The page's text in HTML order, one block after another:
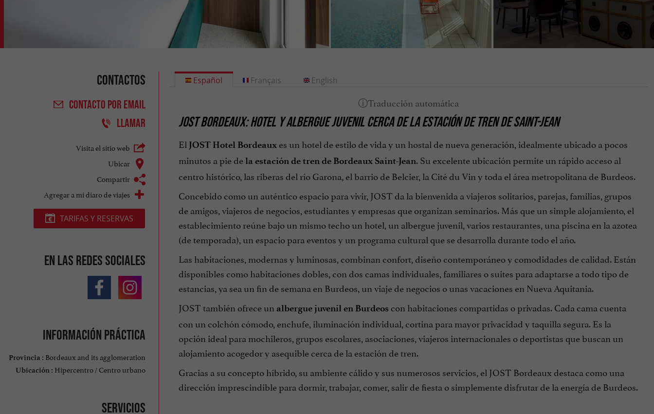
Contactos
CONTACTO POR EMAIL
LLAMAR
Visita el sitio web
Ubicar
Compartir
Agregar a mi diaro de viajes
TARIFAS Y RESERVAS
En las redes sociales
Información práctica
Provincia : Bordeaux and its agglomeration
Ubicación : Hipercentro / Centro urbano
Servicios
Español
JOST BORDEAUX: HOTEL Y ALBERGUE JUVENIL CERCA DE LA ESTACIÓN DE TREN DE SAINT-JEAN
El JOST Hotel Bordeauxes un hotel de estilo de vida y un hostal de nueva generación, idealmente ubicado a pocos
minutos a pie dela estación de tren de Bordeaux Saint-Jean. Su excelente ubicación permite un rápido acceso al
centro histórico, las riberas del río Garona, el barrio de Belcier, la Cité du Vin y toda el área metropolitana de Burdeos.
Concebido como un auténtico espacio para vivir, JOST da la bienvenida a viajeros solitarios, parejas, familias, grupos
de amigos, viajeros de negocios, estudiantes y empresas que organizan seminarios. Más que un simple alojamiento, el
establecimiento reúne bajo un mismo techo un hotel, un albergue juvenil, varios restaurantes, una piscina en la azotea
(de temporada), un espacio para eventos y un programa cultural que se desarrolla durante todo el año.
Las habitaciones, modernas y luminosas, combinan confort, diseño contemporáneo y comodidades de calidad. Están
disponibles como habitaciones dobles, con dos camas individuales, familiares o suites para adaptarse a todo tipo de
estancias, ya sea un fin de semana en Burdeos, un viaje de negocios o unas vacaciones en Nueva Aquitania.
JOST también ofrece un albergue juvenil en Burdeos con habitaciones compartidas o privadas. Cada cama cuenta
con un colchón cómodo, enchufe, iluminación individual, cortina para mayor privacidad y taquilla segura. Es la
opción ideal para mochileros, grupos escolares, asociaciones, viajeros internacionales o deportistas que buscan un
alojamiento acogedor y asequible cerca de la estación de tren.
Gracias a su concepto híbrido, su ambiente cálido y sus numerosos servicios, el JOST Bordeaux destaca como una
dirección imprescindible para dormir, trabajar, comer, salir de fiesta o simplemente disfrutar de la energía de Burdeos.
Français English